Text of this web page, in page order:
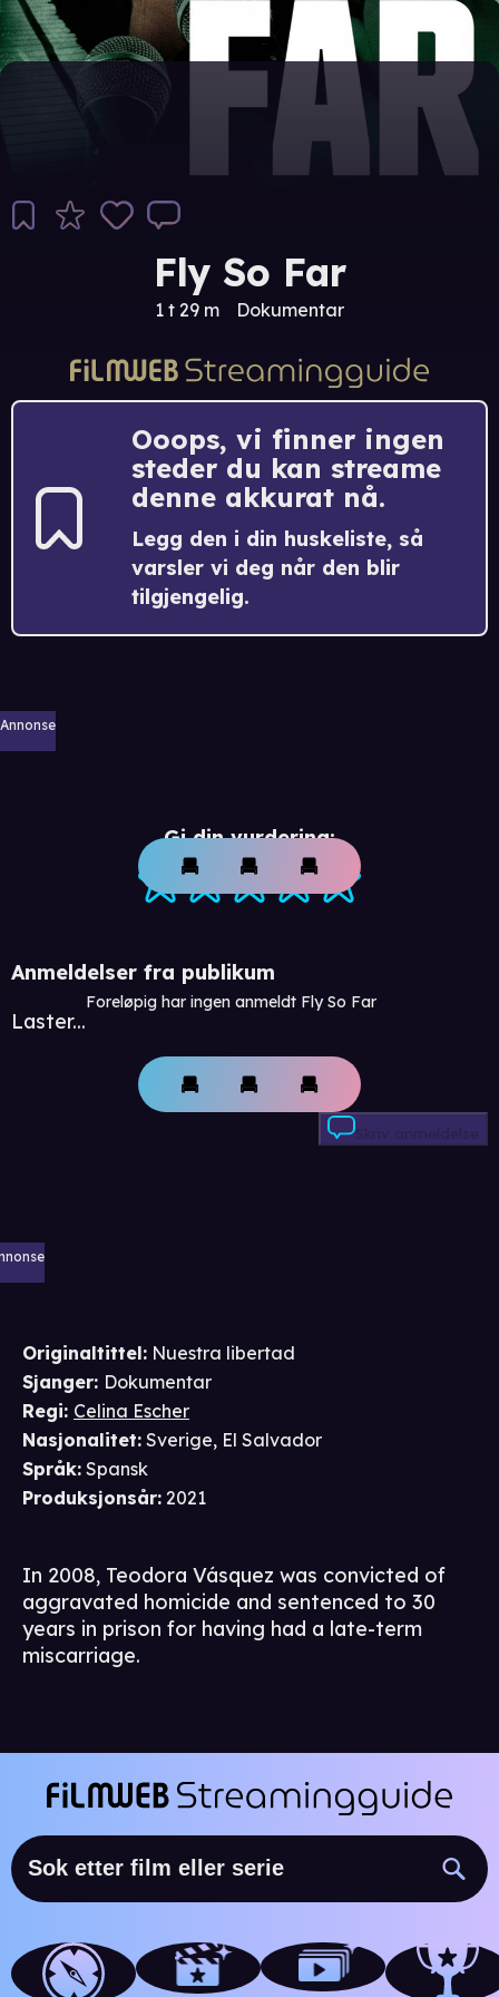
Fly So Far
1 t 29 m Dokumentar
Ooops, vi finner ingen
steder du kan streame
denne akkurat nå.
Legg den i din huskeliste, så
varsler vi deg når den blir
tilgjengelig.
Annonse
Gi din vurdering:
Anmeldelser fra publikum
Laster...
Foreløpig har ingen anmeldt Fly So Far
Skriv anmeldelse
Originaltittel: Nuestra libertad
Sjanger: Dokumentar
Regi: Celina Escher
Nasjonalitet: Sverige, El Salvador
Språk: Spansk
Produksjonsår: 2021
In 2008, Teodora Vásquez was convicted of
aggravated homicide and sentenced to 30
years in prison for having had a late-term
miscarriage.